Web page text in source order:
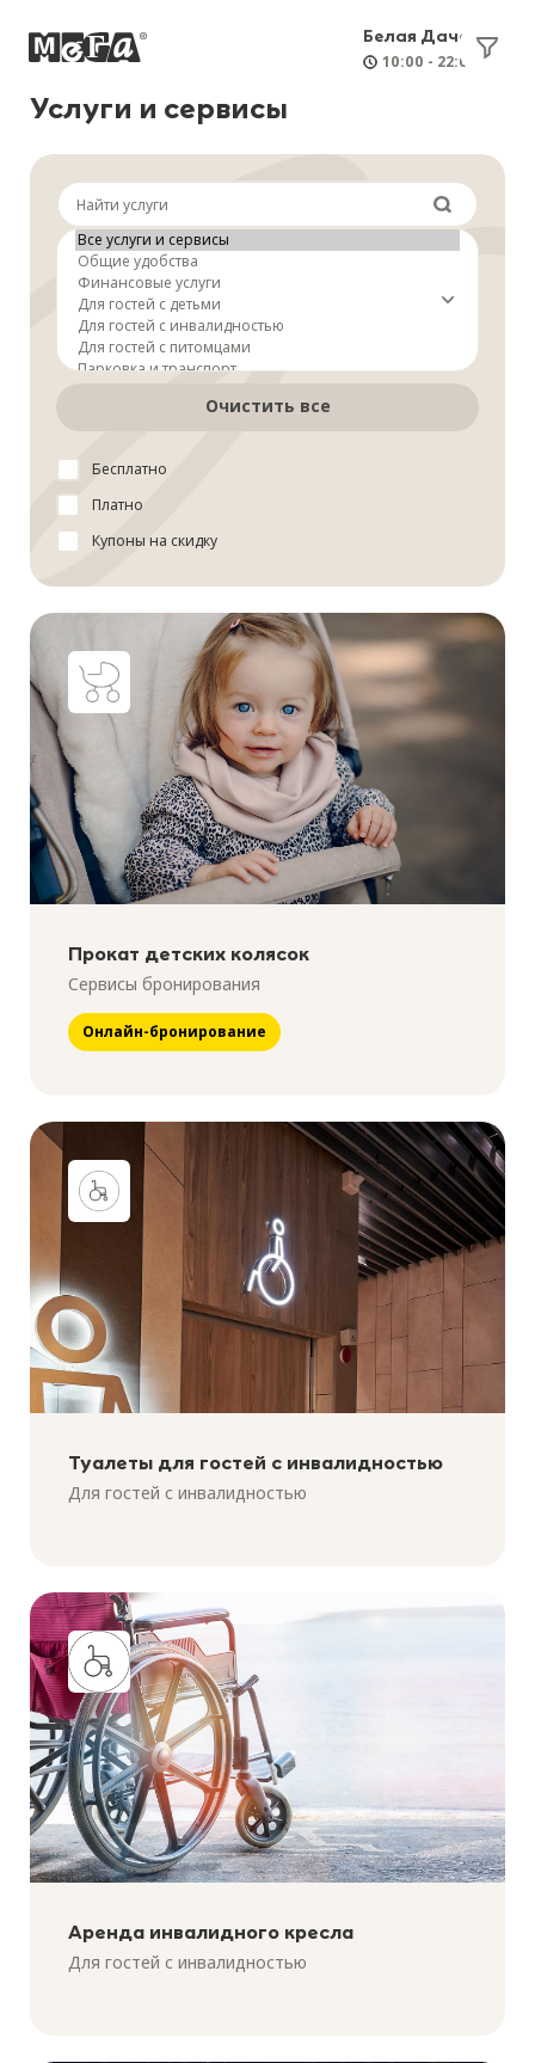
Белая Дача
10:00 - 22:00
Услуги и сервисы
Очистить все
Бесплатно
Платно
Купоны на скидку
Прокат детских колясок
Сервисы бронирования
Онлайн-бронирование
Туалеты для гостей с инвалидностью
Для гостей с инвалидностью
Аренда инвалидного кресла
Для гостей с инвалидностью